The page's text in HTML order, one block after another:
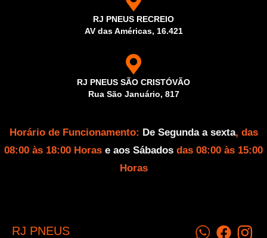
RJ PNEUS RECREIO
AV das Américas, 16.421
RJ PNEUS SÃO CRISTÓVÃO
Rua São Januário, 817
Horário de Funcionamento: De Segunda a sexta, das
08:00 às 18:00 Horas e aos Sábados das 08:00 às 15:00
Horas
RJ PNEUS